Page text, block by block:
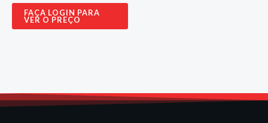
FAÇA LOGIN PARA
VER O PREÇO